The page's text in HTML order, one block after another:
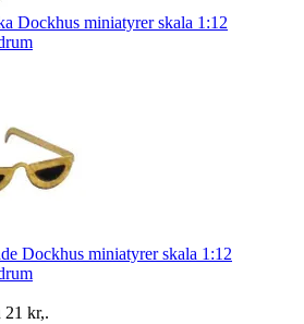
Dockhus miniatyrer skala 1:12
Dockhus miniatyrer skala 1:12
21 kr,.